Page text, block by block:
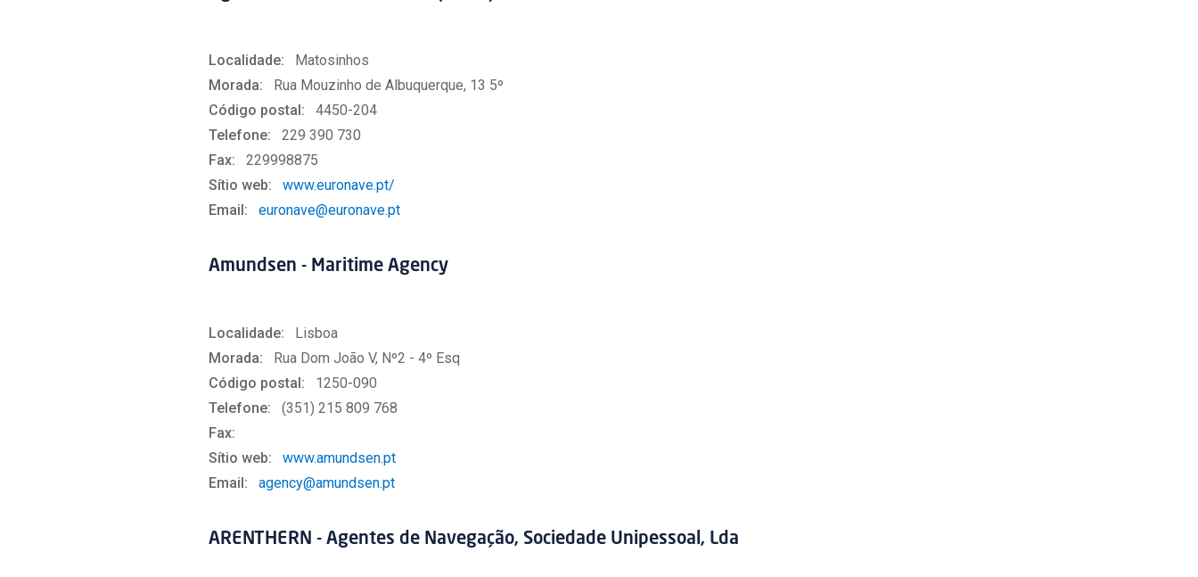
Localidade:
Matosinhos
Morada:
Rua Mouzinho de Albuquerque, 13 5º
Código postal:
4450-204
Telefone:
229 390 730
Fax:
229998875
Sítio web:
www.euronave.pt/
Email:
euronave@euronave.pt
Amundsen - Maritime Agency
Localidade:
Lisboa
Morada:
Rua Dom João V, Nº2 - 4º Esq
Código postal:
1250-090
Telefone:
(351) 215 809 768
Fax:
Sítio web:
www.amundsen.pt
Email:
agency@amundsen.pt
ARENTHERN - Agentes de Navegação, Sociedade Unipessoal, Lda